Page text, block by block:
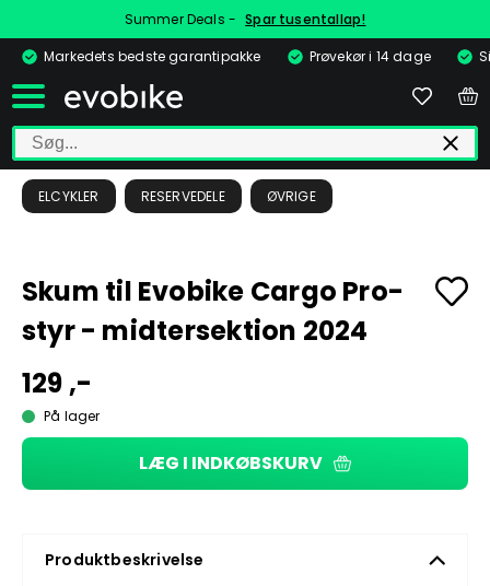
Summer Deals - Spar tusentallap!
Markedets bedste garantipakke
Prøvekør i 14 dage
ELCYKLER RESERVEDELE ØVRIGE
Skum til Evobike Cargo Pro-
styr - midtersektion 2024
129 ,-
På lager
LÆG I INDKØBSKURV
Produktbeskrivelse